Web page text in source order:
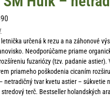
určená k rezu a na záhonové
Neodporúčame priame
fuzariózy (tzv. padanie astier).
priameho poškodenia cicaním
netradičný tvar kvetu astier – súkvetie
terč. Bestseller holandských